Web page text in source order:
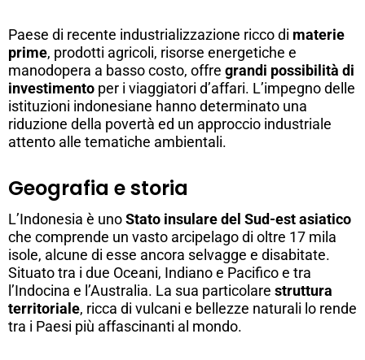
Paese di recente industrializzazione ricco di materie
prime, prodotti agricoli, risorse energetiche e
manodopera a basso costo, offre grandi possibilità di
investimento per i viaggiatori d’affari. L’impegno delle
istituzioni indonesiane hanno determinato una
riduzione della povertà ed un approccio industriale
attento alle tematiche ambientali.
Geografia e storia
L’Indonesia è unoStato insulare del Sud-estasiatico
che comprende un vasto arcipelago di oltre 17 mila
isole, alcune di esse ancora selvagge e disabitate.
Situato tra i due Oceani, Indiano e Pacifico e tra
l’Indocina e l’Australia. La sua particolare struttura
territoriale, ricca di vulcani e bellezze naturali lo rende
tra i Paesi più affascinanti al mondo.